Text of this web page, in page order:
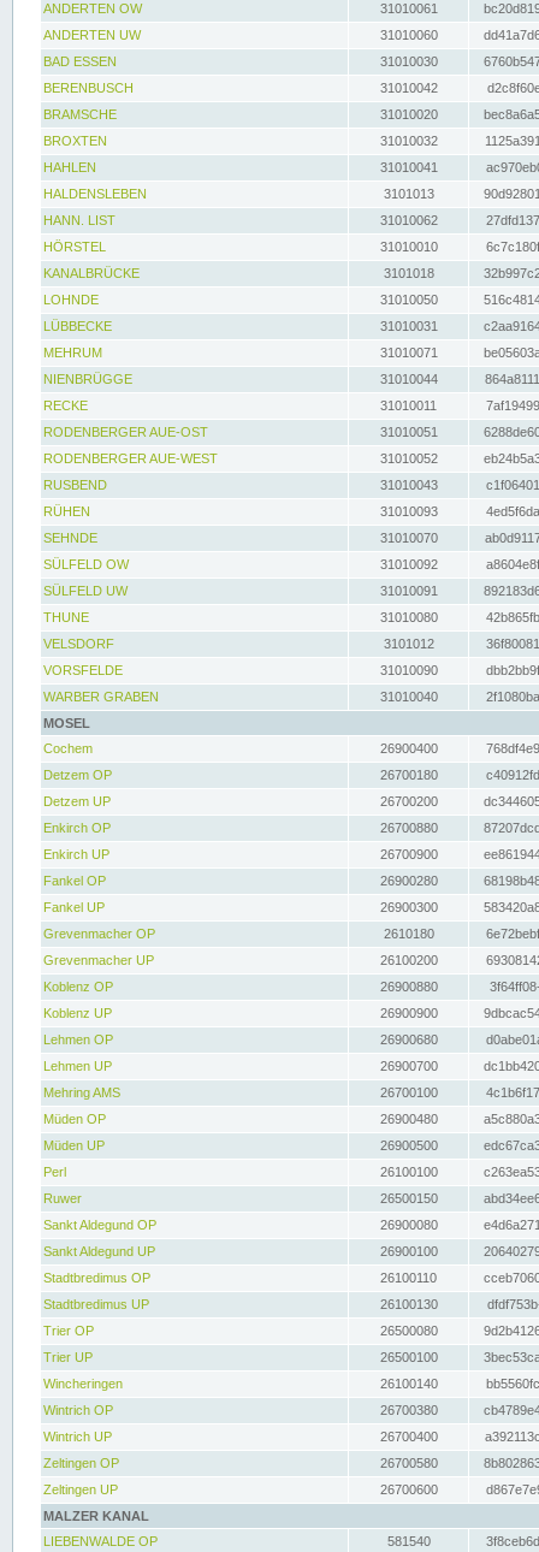
ANDERTEN OW
31010061
ANDERTEN UW
31010060
BAD ESSEN
31010030
BERENBUSCH
31010042
BRAMSCHE
31010020
BROXTEN
31010032
HAHLEN
31010041
HALDENSLEBEN
3101013
HANN. LIST
31010062
HÖRSTEL
31010010
KANALBRÜCKE
3101018
LOHNDE
31010050
LÜBBECKE
31010031
MEHRUM
31010071
NIENBRÜGGE
31010044
RECKE
31010011
RODENBERGER AUE-OST
31010051
RODENBERGER AUE-WEST
31010052
RUSBEND
31010043
RÜHEN
31010093
SEHNDE
31010070
SÜLFELD OW
31010092
SÜLFELD UW
31010091
THUNE
31010080
VELSDORF
3101012
VORSFELDE
31010090
WARBER GRABEN
31010040
MOSEL
Cochem
26900400
Detzem OP
26700180
Detzem UP
26700200
Enkirch OP
26700880
Enkirch UP
26700900
Fankel OP
26900280
Fankel UP
26900300
Grevenmacher OP
2610180
Grevenmacher UP
26100200
Koblenz OP
26900880
Koblenz UP
26900900
Lehmen OP
26900680
Lehmen UP
26900700
Mehring AMS
26700100
Müden OP
26900480
Müden UP
26900500
Perl
26100100
Ruwer
26500150
Sankt Aldegund OP
26900080
Sankt Aldegund UP
26900100
Stadtbredimus OP
26100110
Stadtbredimus UP
26100130
Trier OP
26500080
Trier UP
26500100
Wincheringen
26100140
Wintrich OP
26700380
Wintrich UP
26700400
Zeltingen OP
26700580
Zeltingen UP
26700600
MALZER KANAL
LIEBENWALDE OP
581540